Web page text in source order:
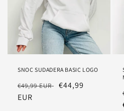
SNOC SUDADERA BASIC LOGO
Precio
habitual
€49,99 EUR Precio
€44,99
EUR